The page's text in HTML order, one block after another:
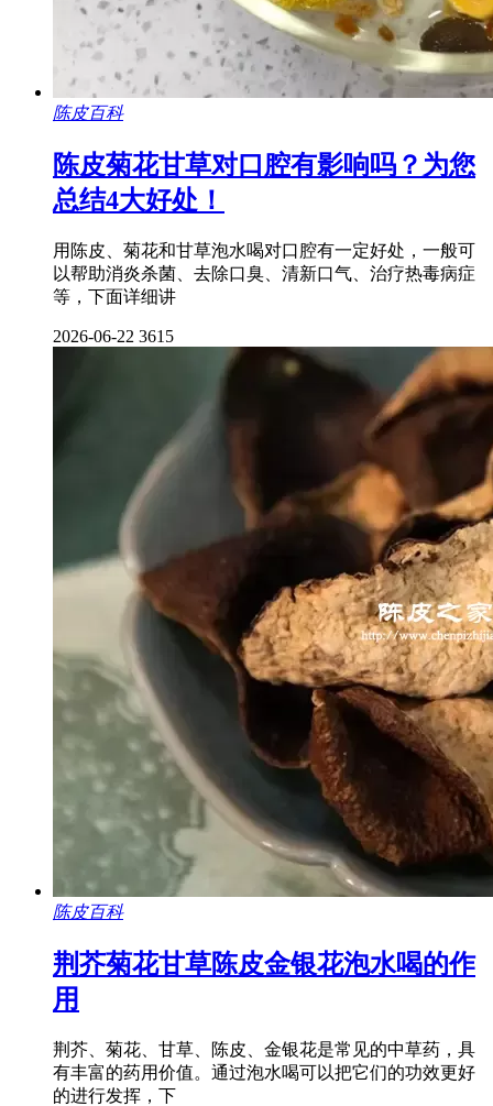
陈皮百科
陈皮菊花甘草对口腔有影响吗？为您
总结4大好处！
用陈皮、菊花和甘草泡水喝对口腔有一定好处，一般可
以帮助消炎杀菌、去除口臭、清新口气、治疗热毒病症
等，下面详细讲
2026-06-22 3615
陈皮百科
荆芥菊花甘草陈皮金银花泡水喝的作
用
荆芥、菊花、甘草、陈皮、金银花是常见的中草药，具
有丰富的药用价值。通过泡水喝可以把它们的功效更好
的进行发挥，下